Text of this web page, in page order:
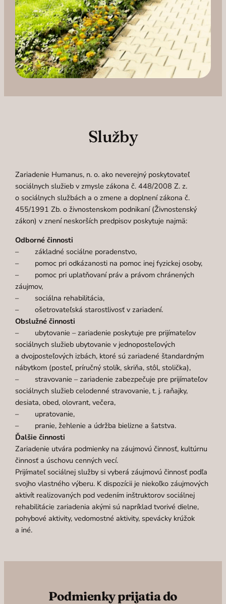
Služby
Zariadenie Humanus, n. o. ako neverejný poskytovateľ
sociálnych služieb v zmysle zákona č. 448/2008 Z. z.
o sociálnych službách a o zmene a doplnení zákona č.
455/1991 Zb. o živnostenskom podnikaní (Živnostenský
zákon) v znení neskorších predpisov poskytuje najmä:
Odborné činnosti
– základné sociálne poradenstvo,
– pomoc pri odkázanosti na pomoc inej fyzickej osoby,
– pomoc pri uplatňovaní práv a právom chránených
záujmov,
– sociálna rehabilitácia,
– ošetrovateľská starostlivosť v zariadení.
Obslužné činnosti
– ubytovanie – zariadenie poskytuje pre prijímateľov
sociálnych služieb ubytovanie v jednoposteľových
a dvojposteľových izbách, ktoré sú zariadené štandardným
nábytkom (posteľ, príručný stolík, skriňa, stôl, stolička),
– stravovanie – zariadenie zabezpečuje pre prijímateľov
sociálnych služieb celodenné stravovanie, t. j. raňajky,
desiata, obed, olovrant, večera,
– upratovanie,
– pranie, žehlenie a údržba bielizne a šatstva.
Ďalšie činnosti
Zariadenie utvára podmienky na záujmovú činnosť, kultúrnu
činnosť a úschovu cenných vecí.
Prijímateľ sociálnej služby si vyberá záujmovú činnosť podľa
svojho vlastného výberu. K dispozícii je niekoľko záujmových
aktivít realizovaných pod vedením inštruktorov sociálnej
rehabilitácie zariadenia akými sú napríklad tvorivé dielne,
pohybové aktivity, vedomostné aktivity, spevácky krúžok
a iné.
Podmienky prijatia do